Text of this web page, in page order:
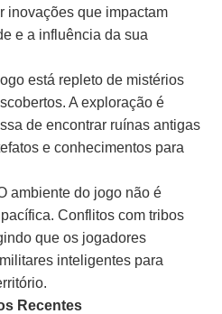
inovações que impactam
e a influência da sua
está repleto de mistérios
A exploração é
de encontrar ruínas antigas
e conhecimentos para
ambiente do jogo não é
Conflitos com tribos
que os jogadores
inteligentes para
Recentes